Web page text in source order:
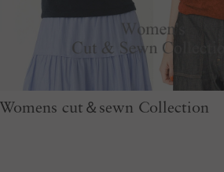
Womens cut＆sewn Collection